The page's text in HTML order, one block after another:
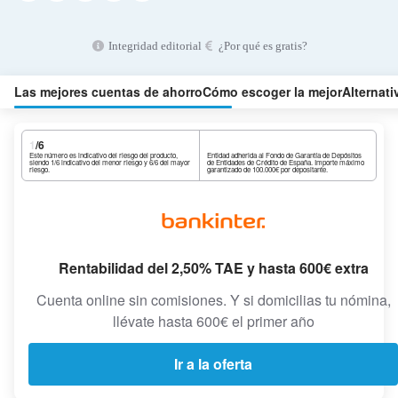
Integridad editorial ¿Por qué es gratis?
Las mejores cuentas de ahorroCómo escoger la mejor
1/6
Este número es indicativo del riesgo del producto,
siendo 1/6 indicativo del menor riesgo y 6/6 del mayor
riesgo.
Entidad adherida al Fondo de Garantía de Depósitos
de Entidades de Crédito de España. Importe máximo
garantizado de 100.000€ por depositante.
Rentabilidad del 2,50% TAE y hasta 600€ extra
Cuenta online sin comisiones. Y si domicilias tu nómina,
llévate hasta 600€ el primer año
Ir a la oferta